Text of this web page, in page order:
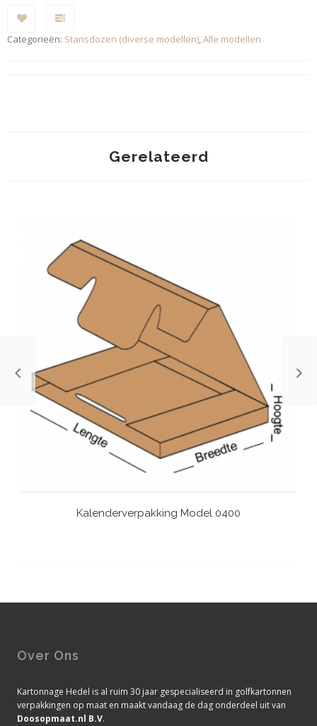
Categorieën: Stansdozen (diverse modellen),Alle modellen
Gerelateerd
Kalenderverpakking Model 0400
Over Ons
Kartonnage Hedel is al ruim 30 jaar gespecialiseerd in golfkartonnen
verpakkingen op maat en maakt vandaag de dag onderdeel uit van
Doosopmaat.nl B.V.